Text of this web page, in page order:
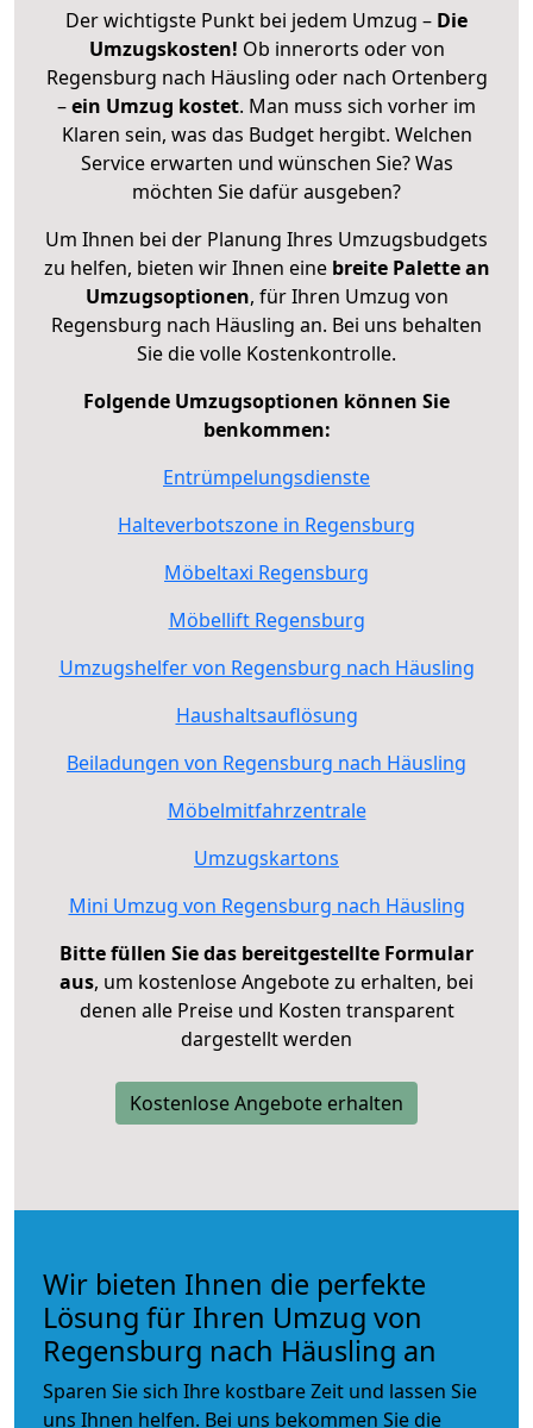
Der wichtigste Punkt bei jedem Umzug – Die
Umzugskosten! Ob innerorts oder von
Regensburg nach Häusling oder nach Ortenberg
–ein Umzug kostet. Man muss sich vorher im
Klaren sein, was das Budget hergibt. Welchen
Service erwarten und wünschen Sie? Was
möchten Sie dafür ausgeben?
Um Ihnen bei der Planung Ihres Umzugsbudgets
zu helfen, bieten wir Ihnen eine breite Palette an
Umzugsoptionen, für Ihren Umzug von
Regensburg nach Häusling an. Bei uns behalten
Sie die volle Kostenkontrolle.
Folgende Umzugsoptionen können Sie
benkommen:
Entrümpelungsdienste
Halteverbotszone in Regensburg
Möbeltaxi Regensburg
Möbellift Regensburg
Umzugshelfer von Regensburg nach Häusling
Haushaltsauflösung
Beiladungen von Regensburg nach Häusling
Möbelmitfahrzentrale
Umzugskartons
Mini Umzug von Regensburg nach Häusling
Bitte füllen Sie das bereitgestellte Formular
aus, um kostenlose Angebote zu erhalten, bei
denen alle Preise und Kosten transparent
dargestellt werden
Kostenlose Angebote erhalten
Wir bieten Ihnen die perfekte
Lösung für Ihren Umzug von
Regensburg nach Häusling an
Sparen Sie sich Ihre kostbare Zeit und lassen Sie
uns Ihnen helfen. Bei uns bekommen Sie die